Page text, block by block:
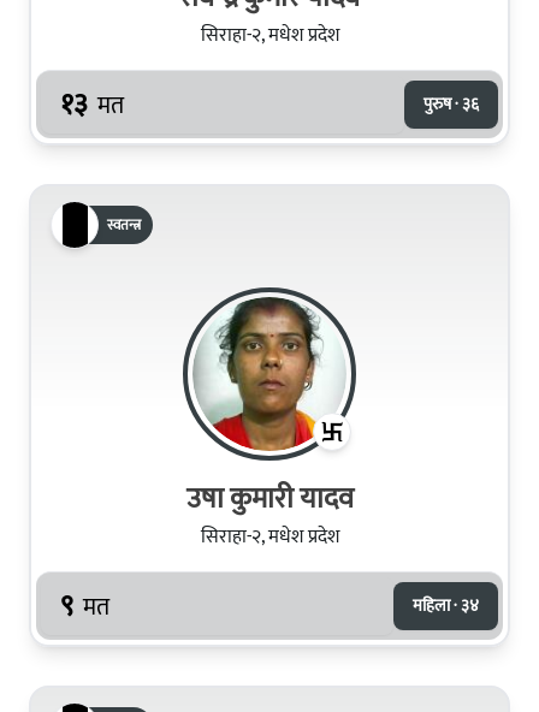
सिराहा-२, मधेश प्रदेश
१३ मत पुरुष · ३६
स्वतन्त्र
उषा कुमारी यादव
सिराहा-२, मधेश प्रदेश
९ मत महिला · ३४